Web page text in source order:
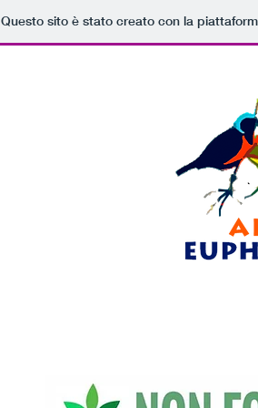
Questo sito è stato creato con la